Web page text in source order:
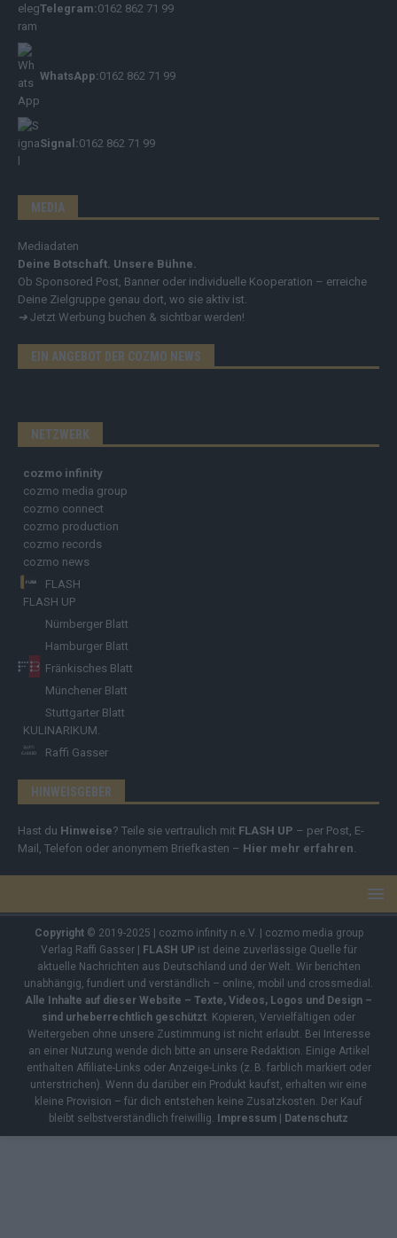
Telegram:0162 862 71 99
WhatsApp:0162 862 71 99
Signal:0162 862 71 99
MEDIA
Mediadaten
Deine Botschaft. Unsere Bühne.
Ob Sponsored Post, Banner oder individuelle Kooperation – erreiche
Deine Zielgruppe genau dort, wo sie aktiv ist.
➔ Jetzt Werbung buchen & sichtbar werden!
EIN ANGEBOT DER COZMO NEWS
NETZWERK
cozmo infinity
cozmo media group
cozmo connect
cozmo production
cozmo records
cozmo news
FLASH
FLASH UP
Nürnberger Blatt
Hamburger Blatt
Fränkisches Blatt
Münchener Blatt
Stuttgarter Blatt
KULINARIKUM.
Raffi Gasser
HINWEISGEBER
Hast du Hinweise? Teile sie vertraulich mit FLASH UP – per Post, E-
Mail, Telefon oder anonymem Briefkasten – Hier mehr erfahren
Copyright© 2019-2025 | cozmo infinity n.e.V. | cozmo media group
Verlag Raffi Gasser | FLASH UPist deine zuverlässige Quelle für
aktuelle Nachrichten aus Deutschland und der Welt. Wir berichten
unabhängig, fundiert und verständlich – online, mobil und crossmedial.
Alle Inhalte auf dieser Website – Texte, Videos, Logos und Design –
sind urheberrechtlich geschützt . Kopieren, Vervielfältigen oder
Weitergeben ohne unsere Zustimmung ist nicht erlaubt. Bei Interesse
an einer Nutzung wende dich bitte an unsere Redaktion. Einige Artikel
enthalten Affiliate-Links oder Anzeige-Links (z. B. farblich markiert oder
unterstrichen). Wenn du darüber ein Produkt kaufst, erhalten wir eine
kleine Provision – für dich entstehen keine Zusatzkosten. Der Kauf
bleibt selbstverständlich freiwillig. Impressum | Datenschutz